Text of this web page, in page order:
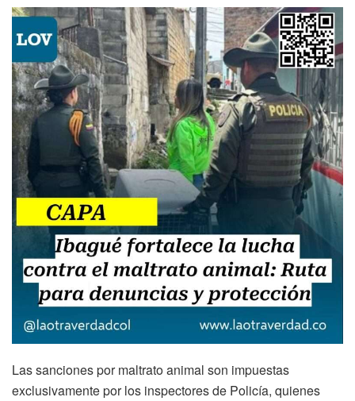
Las sanciones por maltrato animal son impuestas
exclusivamente por los inspectores de Policía, quienes